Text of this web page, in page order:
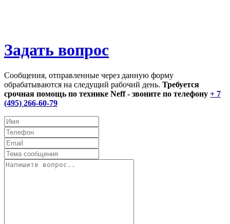
Задать вопрос
Сообщения, отправленные через данную форму
обрабатываются на следущий рабочий день. Требуется
срочная помощь по технике Neff - звоните по телефону + 7
(495) 266-60-79